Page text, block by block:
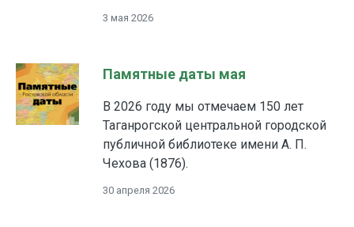
3 мая 2026
Памятные даты мая
В 2026 году мы отмечаем 150 лет
Таганрогской центральной городской
публичной библиотеке имени А. П.
Чехова (1876).
30 апреля 2026